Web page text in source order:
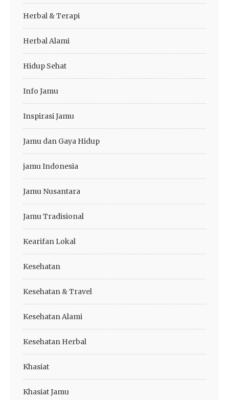
Herbal & Terapi
Herbal Alami
Hidup Sehat
Info Jamu
Inspirasi Jamu
Jamu dan Gaya Hidup
jamu Indonesia
Jamu Nusantara
Jamu Tradisional
Kearifan Lokal
Kesehatan
Kesehatan & Travel
Kesehatan Alami
Kesehatan Herbal
Khasiat
Khasiat Jamu